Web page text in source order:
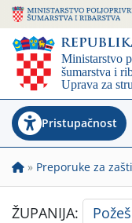
Pristupačnost
» Preporuke za
ŽUPANIJA: